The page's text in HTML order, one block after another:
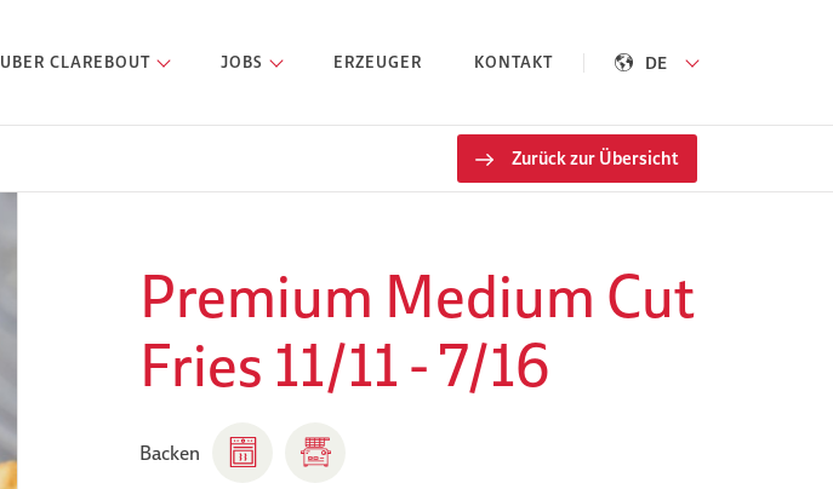
UBER CLAREBOUT JOBS ERZEUGER KONTAKT DE
Zurück zur Übersicht
Premium Medium Cut
Fries 11/11 - 7/16
Backen